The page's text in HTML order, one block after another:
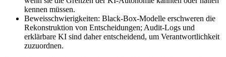
kennen müssen.
Beweisschwierigkeiten: Black‑Box‑Modelle erschweren die
Rekonstruktion von Entscheidungen; Audit‑Logs und
erklärbare KI sind daher entscheidend, um Verantwortlichkeit
zuzuordnen.